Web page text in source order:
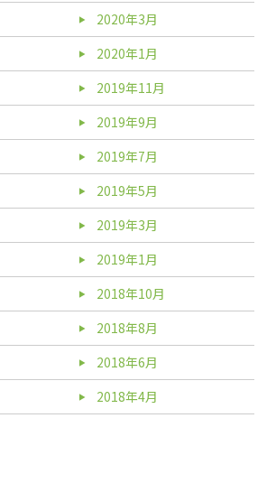
2020年3月
2020年1月
2019年11月
2019年9月
2019年7月
2019年5月
2019年3月
2019年1月
2018年10月
2018年8月
2018年6月
2018年4月